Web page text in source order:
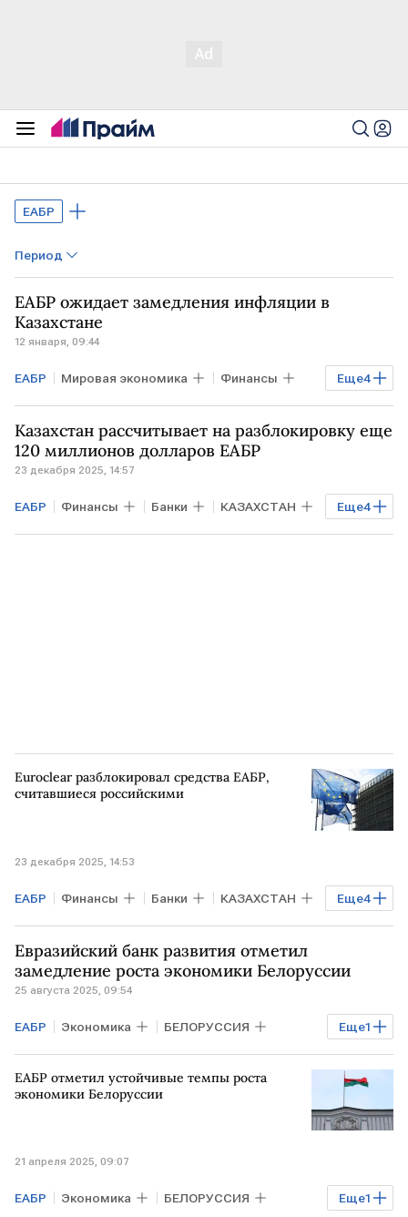
ЕАБР
Период
ЕАБР ожидает замедления инфляции в
Казахстане
12 января, 09:44
Еще4
ЕАБР Мировая экономика Финансы
КАЗАХСТАН АРМЕНИЯ
БЕЛОРУССИЯ
Казахстан рассчитывает на разблокировку еще
120 миллионов долларов ЕАБР
23 декабря 2025, 14:57
Еще4
ЕАБР Финансы Банки КАЗАХСТАН
АРМЕНИЯ БЕЛОРУССИЯ Euroclear
Euroclear разблокировал средства ЕАБР,
считавшиеся российскими
23 декабря 2025, 14:53
Еще4
ЕАБР Финансы Банки КАЗАХСТАН
АРМЕНИЯ БЕЛОРУССИЯ Euroclear
НРД
Евразийский банк развития отметил
замедление роста экономики Белоруссии
25 августа 2025, 09:54
Еще1
ЕАБР Экономика БЕЛОРУССИЯ
Александр Лукашенко
ЕАБР отметил устойчивые темпы роста
экономики Белоруссии
21 апреля 2025, 09:07
Еще1
ЕАБР Экономика БЕЛОРУССИЯ